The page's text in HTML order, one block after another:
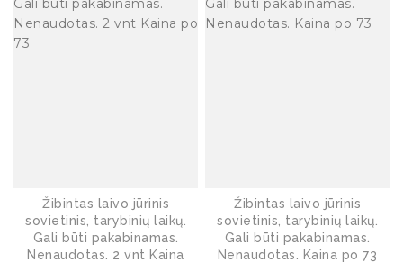
Žibintas laivo jūrinis
sovietinis, tarybinių laikų.
Gali būti pakabinamas.
Nenaudotas. 2 vnt Kaina
Žibintas laivo jūrinis
sovietinis, tarybinių laikų.
Gali būti pakabinamas.
Nenaudotas. Kaina po 73